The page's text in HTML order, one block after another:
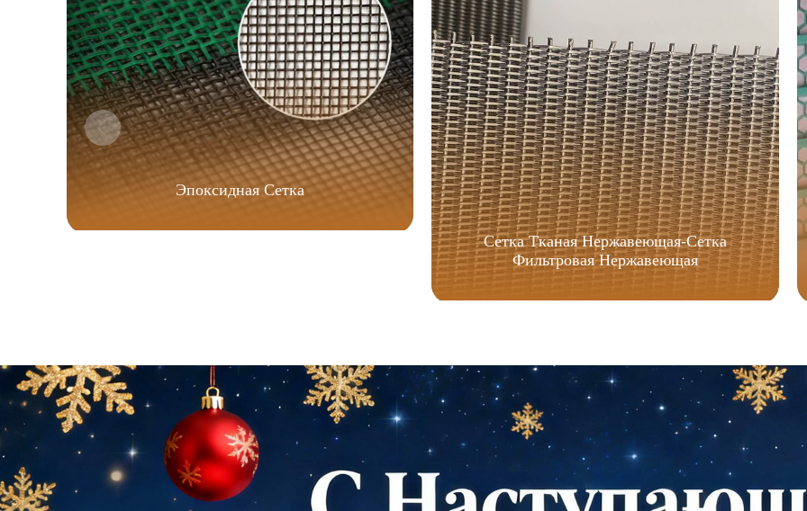
Эпоксидная Сетка
Сетка Тканая Нержавеющая-Сетка
Фильтровая Нержавеющая